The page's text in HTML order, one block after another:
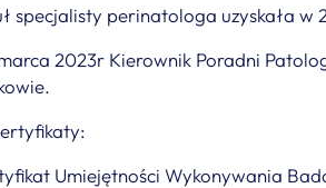
specjalisty perinatologa uzyskała w
2023r Kierownik Poradni
Umiejętności Wykonywania